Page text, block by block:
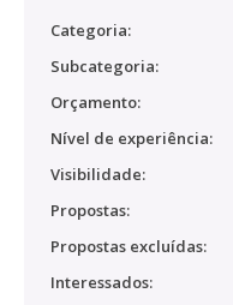
Categoria:
Subcategoria:
Orçamento:
Nível de experiência:
Visibilidade:
Propostas:
Propostas excluídas:
Interessados: